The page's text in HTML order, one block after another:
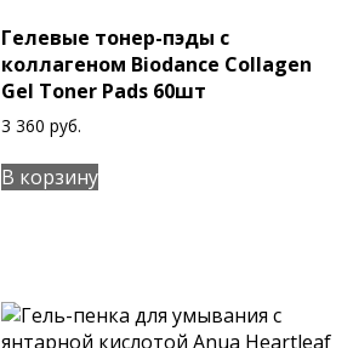
Гелевые тонер-пэды с
коллагеном Biodance Collagen
Gel Toner Pads 60шт
3 360 руб.
В корзину